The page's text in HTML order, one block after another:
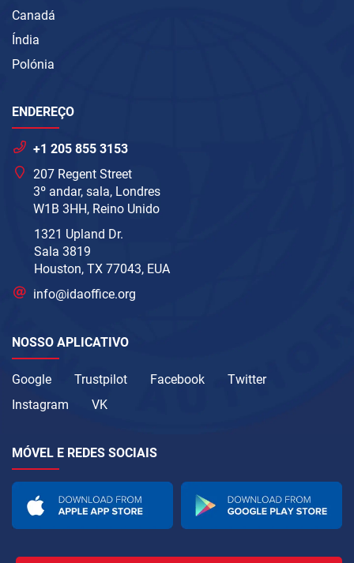
Canadá
Índia
Polónia
ENDEREÇO
+1 205 855 3153
207 Regent Street
3º andar, sala, Londres
W1B 3HH, Reino Unido
1321 Upland Dr.
Sala 3819
Houston, TX 77043, EUA
info@idaoffice.org
NOSSO APLICATIVO
Google Trustpilot Facebook
Twitter
Instagram
VK
MÓVEL E REDES SOCIAIS